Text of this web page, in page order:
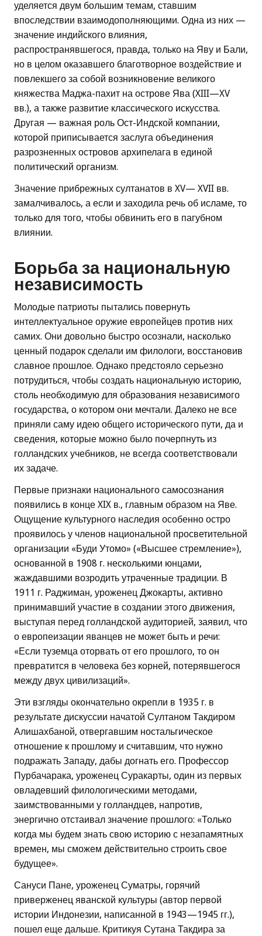
уделяется двум большим темам, ставшим
впоследствии взаимодополняющими. Одна из них —
значение индийского влияния,
распространявшегося, правда, только на Яву и Бали,
но в целом оказавшего благотворное воздействие и
повлекшего за собой возникновение великого
княжества Маджа-пахит на острове Ява (XIII—XV
вв.), а также развитие классического искусства.
Другая — важная роль Ост-Индской компании,
которой приписывается заслуга объединения
разрозненных островов архипелага в единой
политический организм.
Значение прибрежных султанатов в XV— XVII вв.
замалчивалось, а если и заходила речь об исламе, то
только для того, чтобы обвинить его в пагубном
влиянии.
Борьба за национальную
независимость
Молодые патриоты пытались повернуть
интеллектуальное оружие европейцев против них
самих. Они довольно быстро осознали, насколько
ценный подарок сделали им филологи, восстановив
славное прошлое. Однако предстояло серьезно
потрудиться, чтобы создать национальную историю,
столь необходимую для образования независимого
государства, о котором они мечтали. Далеко не все
приняли саму идею общего исторического пути, да и
сведения, которые можно было почерпнуть из
голландских учебников, не всегда соответствовали
их задаче.
Первые признаки национального самосознания
появились в конце XIX в., главным образом на Яве.
Ощущение культурного наследия особенно остро
проявилось у членов национальной просветительной
организации «Буди Утомо» («Высшее стремление»),
основанной в 1908 г. несколькими юнцами,
жаждавшими возродить утраченные традиции. В
1911 г. Раджиман, уроженец Джокарты, активно
принимавший участие в создании этого движения,
выступая перед голландской аудиторией, заявил, что
о европеизации яванцев не может быть и речи:
«Если туземца оторвать от его прошлого, то он
превратится в человека без корней, потерявшегося
между двух цивилизаций».
Эти взгляды окончательно окрепли в 1935 г. в
результате дискуссии начатой Султаном Такдиром
Алишахбаной, отвергавшим ностальгическое
отношение к прошлому и считавшим, что нужно
подражать Западу, дабы догнать его. Профессор
Пурбачарака, уроженец Суракарты, один из первых
овладевший филологическими методами,
заимствованными у голландцев, напротив,
энергично отстаивал значение прошлого: «Только
когда мы будем знать свою историю с незапамятных
времен, мы сможем действительно строить свое
будущее».
Сануси Пане, уроженец Суматры, горячий
приверженец яванской культуры (автор первой
истории Индонезии, написанной в 1943—1945 гг.),
пошел еще дальше. Критикуя Сутана Такдира за